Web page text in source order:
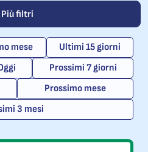
Più filtri
mese
Ultimi 15 giorni
Prossimi 7 giorni
Prossimo mese
3 mesi